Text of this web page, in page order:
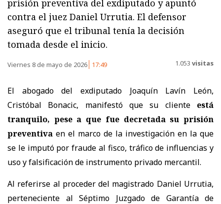
prisión preventiva del exdiputado y apuntó
contra el juez Daniel Urrutia. El defensor
aseguró que el tribunal tenía la decisión
tomada desde el inicio.
Viernes 8 de mayo de 2026 17:49 1.053 visitas
El abogado del exdiputado Joaquín Lavín León,
Cristóbal Bonacic, manifestó que su cliente está
tranquilo, pese a que fue decretada su prisión
preventiva en el marco de la investigación en la que
se le imputó por fraude al fisco, tráfico de influencias y
uso y falsificación de instrumento privado mercantil.
Al referirse al proceder del magistrado Daniel Urrutia,
perteneciente al Séptimo Juzgado de Garantía de